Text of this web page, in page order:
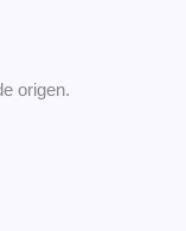
origen.